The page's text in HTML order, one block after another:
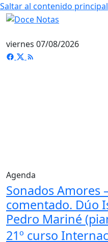
Saltar al contenido principal
viernes 07/08/2026
Agenda
Sonados Amores
comentado. Dúo
Pedro Mariné
21º curso